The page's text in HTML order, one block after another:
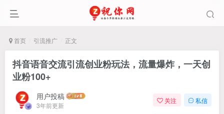
首页 引流推广 正文
抖音语音交流引流创业粉玩法，流量爆炸，一天创
业粉100+
用户投稿
3年前更新
关注 私信